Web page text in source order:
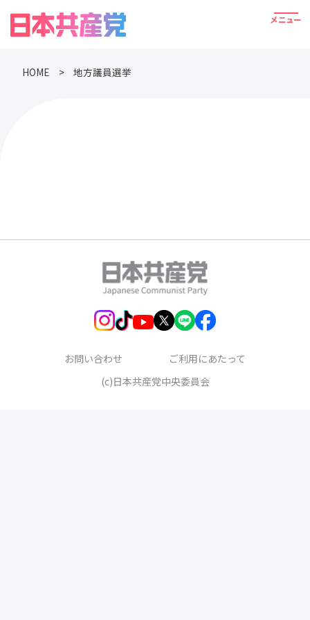
HOME 地方議員選挙
お問い合わせ
ご利用にあたって
(c)日本共産党中央委員会